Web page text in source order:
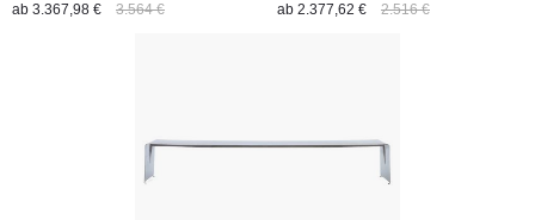
ab 3.367,98 € 3.564 €
ab 2.377,62 € 2.516 €